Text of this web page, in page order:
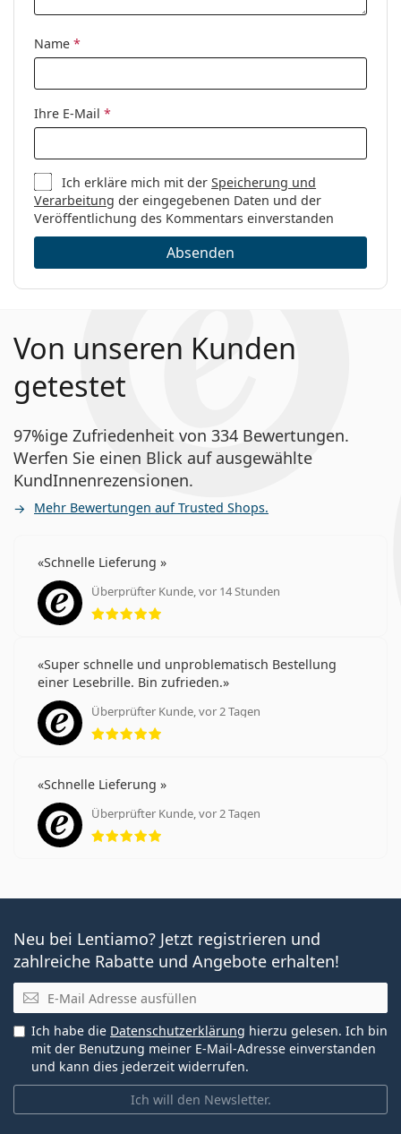
Kategorie:
Brillen
Marke:
Name *
Ihre E-Mail *
Ich erkläre mich mit derSpeicherung und
Verarbeitung der eingegebenen Daten und der
Veröffentlichung des Kommentars einverstanden
Absenden
Von unseren Kunden
getestet
97%ige Zufriedenheit von 334 Bewertungen.
Werfen Sie einen Blick auf ausgewählte
KundInnenrezensionen.
Mehr Bewertungen auf Trusted Shops.
Schnelle Lieferung
Überprüfter Kunde, vor 14 Stunden
Bewertung 5 aus 5
Super schnelle und unproblematisch Bestellung
einer Lesebrille. Bin zufrieden.
Überprüfter Kunde, vor 2 Tagen
Bewertung 5 aus 5
Schnelle Lieferung
Überprüfter Kunde, vor 2 Tagen
Bewertung 5 aus 5
Neu bei Lentiamo? Jetzt registrieren und
zahlreiche Rabatte und Angebote erhalten!
E-Mail
Ich will den Newsletter.
Ich habe die Datenschutzerklärung hierzu gelesen. Ich bin
mit der Benutzung meiner E-Mail-Adresse einverstanden
und kann dies jederzeit widerrufen.